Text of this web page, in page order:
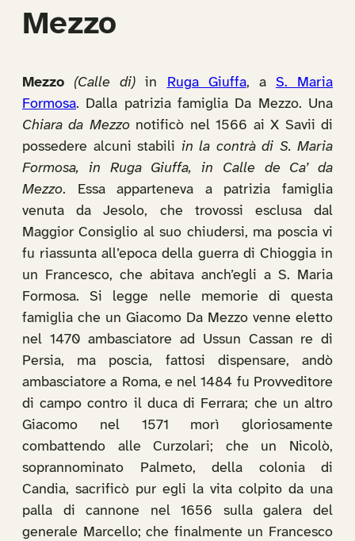
Mezzo
Mezzo (Calle di) in Ruga Giuffa, a S. Maria
Formosa. Dalla patrizia famiglia Da Mezzo. Una
Chiara da Mezzonotificò nel 1566 ai X Savii di
possedere alcuni stabili in la contrà di S. Maria
Formosa, in Ruga Giuffa, in Calle de Ca’ da
Mezzo. Essa apparteneva a patrizia famiglia
venuta da Jesolo, che trovossi esclusa dal
Maggior Consiglio al suo chiudersi, ma poscia vi
fu riassunta all’epoca della guerra di Chioggia in
un Francesco, che abitava anch’egli a S. Maria
Formosa. Si legge nelle memorie di questa
famiglia che un Giacomo Da Mezzo venne eletto
nel 1470 ambasciatore ad Ussun Cassan re di
Persia, ma poscia, fattosi dispensare, andò
ambasciatore a Roma, e nel 1484 fu Provveditore
di campo contro il duca di Ferrara; che un altro
Giacomo nel 1571 morì gloriosamente
combattendo alle Curzolari; che un Nicolò,
soprannominato Palmeto, della colonia di
Candia, sacrificò pur egli la vita colpito da una
palla di cannone nel 1656 sulla galera del
generale Marcello; che finalmente un Francesco